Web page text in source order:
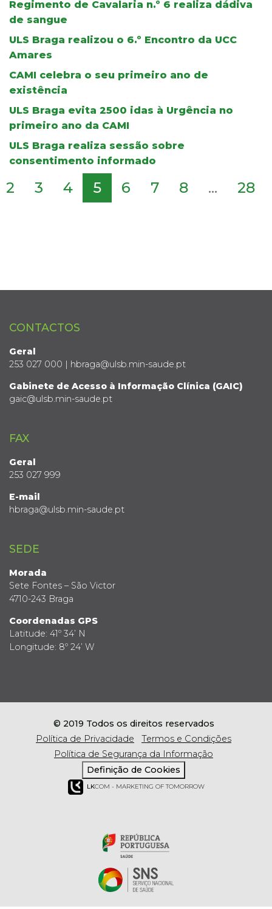
Regimento de Cavalaria n.º 6 realiza dádiva
de sangue
ULS Braga realizou o 6.º Encontro da UCC
Amares
CAMI celebra o seu primeiro ano de
existência
ULS Braga evita 2500 idas à Urgência no
primeiro ano da CAMI
ULS Braga realiza sessão sobre
consentimento informado
2 3 4 5 6 7 8 ... 28
CONTACTOS
Geral
253 027 000 | hbraga@ulsb.min-saude.pt
Gabinete de Acesso à Informação Clínica (GAIC)
gaic@ulsb.min-saude.pt
FAX
Geral
253 027 999
E-mail
hbraga@ulsb.min-saude.pt
SEDE
Morada
Sete Fontes – São Victor
4710-243 Braga
Coordenadas GPS
Latitude: 41º 34’ N
Longitude: 8º 24’ W
© 2019 Todos os direitos reservados
Política de Privacidade
Termos e Condições
Política de Segurança da Informação
Definição de Cookies
LKCOM - MARKETING OF TOMORROW